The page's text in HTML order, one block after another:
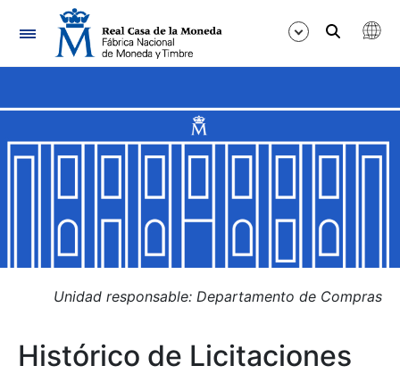
Navegación
Mostrar/Ocultar
Mostrar/Ocultar
Mostrar/Ocultar
Mostrar/Ocultar
Unidad responsable: Departamento de Compras
Histórico de Licitaciones